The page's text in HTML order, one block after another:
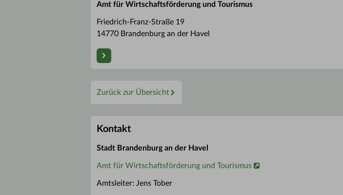
Amt für Wirtschaftsförderung und Tourismus
Friedrich-Franz-Straße 19
14770 Brandenburg an der Havel
Zurück zur Übersicht
Kontakt
Stadt Brandenburg an der Havel
Amt für Wirtschaftsförderung und Tourismus
Amtsleiter: Jens Tober